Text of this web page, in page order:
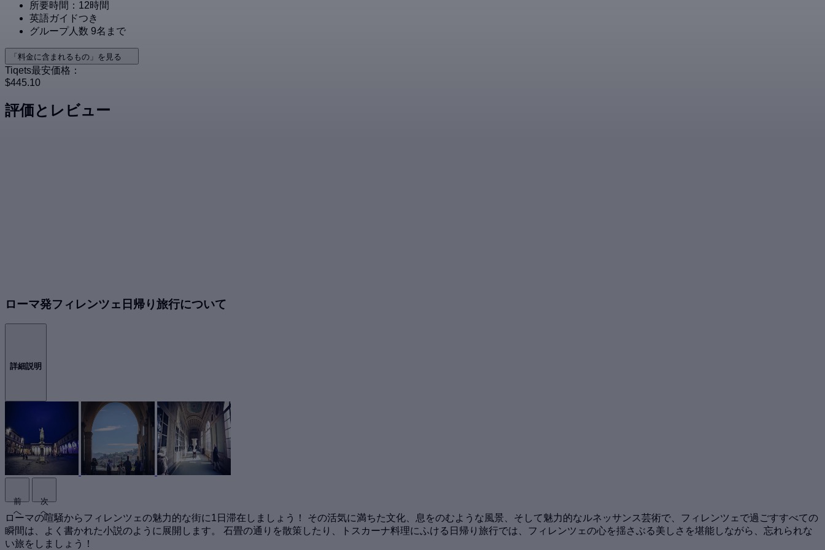
所要時間：12時間
英語ガイドつき
グループ人数 9名まで
「料金に含まれるもの」を見る
Tiqets最安価格：
$445.10
評価とレビュー
ローマ発フィレンツェ日帰り旅行について
詳細説明
前
へ
次
へ
ローマの喧騒からフィレンツェの魅力的な街に1日滞在しましょう！ その活気に満ちた文化、息をのむような風景、そして魅力的なルネッサンス芸術で、フィレンツェで過ごすすべての
瞬間は、よく書かれた小説のように展開します。 石畳の通りを散策したり、トスカーナ料理にふける日帰り旅行では、フィレンツェの心を揺さぶる美しさを堪能しながら、忘れられな
い旅をしましょう！